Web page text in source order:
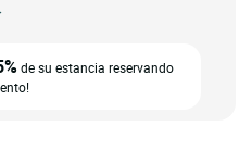
de su estancia reservando